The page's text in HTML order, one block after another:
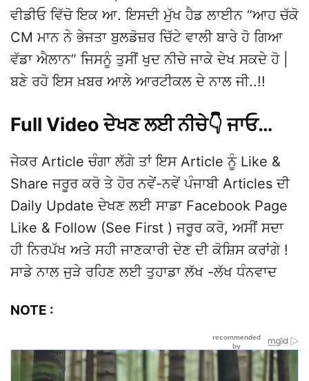
ਵੀਡੀਓ ਵਿੱਚੋ ਇਕ ਆ. ਇਸਦੀ ਮੁੱਖ ਹੈਡ ਲਾਈਨ “ਆਹ ਚੱਕੋ
CM ਮਾਨ ਨੇ ਭੇਜਤਾ ਬੁਲਡੋਜ਼ਰ ਚਿੱਟੇ ਵਾਲੀ ਬਾਰੇ ਹੋ ਗਿਆ
ਵੱਡਾ ਐਲਾਨ” ਜਿਸਨੂੰ ਤੁਸੀਂ ਖੁਦ ਨੀਚੇ ਜਾਕੇ ਦੇਖ ਸਕਦੇ ਹੋ |
ਬਣੇ ਰਹੋ ਇਸ ਖ਼ਬਰ ਆਲੇ ਆਰਟੀਕਲ ਦੇ ਨਾਲ ਜੀ..!!
Full Video ਦੇਖਣ ਲਈ ਨੀਚੇ👇 ਜਾਓ…
ਜੇਕਰ Article ਚੰਗਾ ਲੱਗੇ ਤਾਂ ਇਸ Article ਨੂੰ Like &
Share ਜਰੂਰ ਕਰੋ ਤੇ ਹੋਰ ਨਵੇਂ-ਨਵੇਂ ਪੰਜਾਬੀ Articles ਦੀ
Daily Update ਦੇਖਣ ਲਈ ਸਾਡਾ Facebook Page
Like & Follow (See First ) ਜਰੂਰ ਕਰੋ, ਅਸੀਂ ਸਦਾ
ਹੀ ਨਿਰਪੱਖ ਅਤੇ ਸਹੀ ਜਾਣਕਾਰੀ ਦੇਣ ਦੀ ਕੋਸ਼ਿਸ ਕਰਾਂਗੇ !
ਸਾਡੇ ਨਾਲ ਜੁੜੇ ਰਹਿਣ ਲਈ ਤੁਹਾਡਾ ਲੱਖ -ਲੱਖ ਧੰਨਵਾਦ
NOTE :